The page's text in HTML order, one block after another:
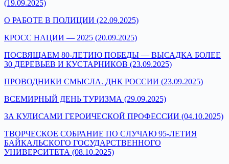
(19.09.2025)
О РАБОТЕ В ПОЛИЦИИ (22.09.2025)
КРОСС НАЦИИ — 2025 (20.09.2025)
ПОСВЯЩАЕМ 80-ЛЕТИЮ ПОБЕДЫ — ВЫСАДКА БОЛЕЕ
30 ДЕРЕВЬЕВ И КУСТАРНИКОВ (23.09.2025)
ПРОВОДНИКИ СМЫСЛА. ДНК РОССИИ (23.09.2025)
ВСЕМИРНЫЙ ДЕНЬ ТУРИЗМА (29.09.2025)
ЗА КУЛИСАМИ ГЕРОИЧЕСКОЙ ПРОФЕССИИ (04.10.2025)
ТВОРЧЕСКОЕ СОБРАНИЕ ПО СЛУЧАЮ 95-ЛЕТИЯ
БАЙКАЛЬСКОГО ГОСУДАРСТВЕННОГО
УНИВЕРСИТЕТА (08.10.2025)